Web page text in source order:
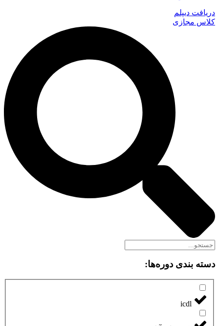
دریافت دیپلم
کلاس مجازی
دسته بندی دوره‌ها:
icdl